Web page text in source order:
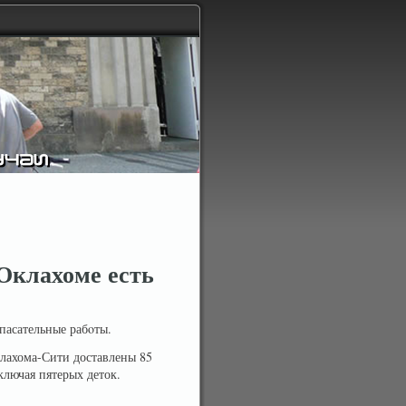
есть
рабοты.
Сити доставлены 85
пятерых деток.